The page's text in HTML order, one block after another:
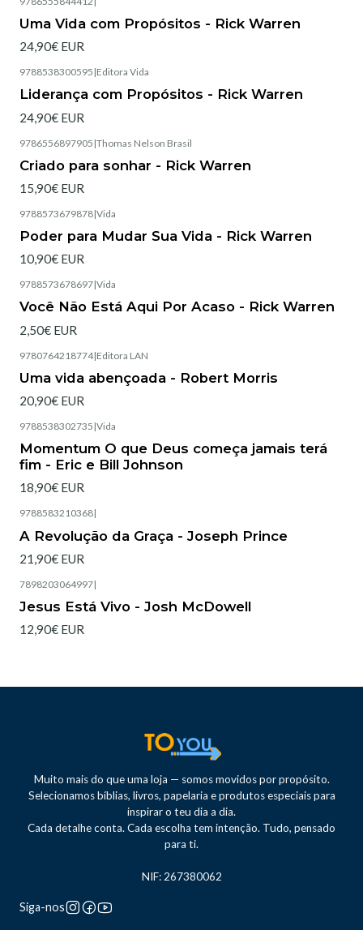
Uma Vida com Propósitos - Rick Warren
24,90€ EUR
9788538300595 |Editora Vida
Liderança com Propósitos - Rick Warren
24,90€ EUR
9786556897905 |Thomas Nelson Brasil
Criado para sonhar - Rick Warren
15,90€ EUR
9788573679878|Vida
Poder para Mudar Sua Vida - Rick Warren
10,90€ EUR
9788573678697|Vida
Você Não Está Aqui Por Acaso - Rick Warren
2,50€ EUR
9780764218774|Editora LAN
Uma vida abençoada - Robert Morris
20,90€ EUR
9788538302735 |Vida
Momentum O que Deus começa jamais terá
fim - Eric e Bill Johnson
18,90€ EUR
9788583210368|
A Revolução da Graça - Joseph Prince
21,90€ EUR
7898203064997|
Jesus Está Vivo - Josh McDowell
12,90€ EUR
Muito mais do que uma loja — somos movidos por propósito.
Selecionamos bíblias, livros, papelaria e produtos especiais para
inspirar o teu dia a dia.
Cada detalhe conta. Cada escolha tem intenção. Tudo, pensado
para ti.
NIF: 267380062
Siga-nos